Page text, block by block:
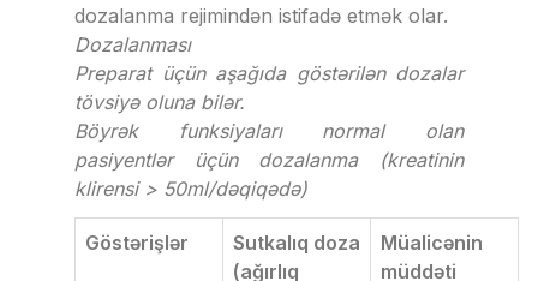
dozalanma rejimindən istifadə etmək olar.
Dozalanması
Preparat üçün aşağıda göstərilən dozalar
tövsiyə oluna bilər.
Böyrək funksiyaları normal olan
pasiyentlər üçün dozalanma (kreatinin
klirensi > 50ml/dəqiqədə)
Göstərişlər
Sutkalıq doza
(ağırlıq
Müalicənin
müddəti